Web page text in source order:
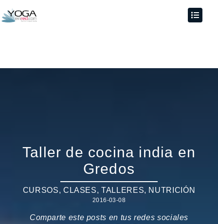
Taller de cocina india en
Gredos
CURSOS, CLASES, TALLERES, NUTRICIÓN
2016-03-08
Comparte este posts en tus redes sociales